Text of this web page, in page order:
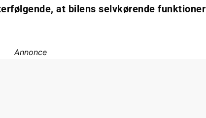
at bilens selvkørende funktioner
Annonce